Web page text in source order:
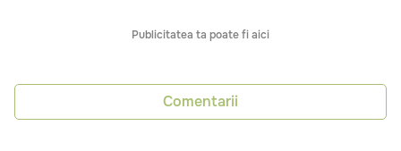
Publicitatea ta poate fi aici
Comentarii